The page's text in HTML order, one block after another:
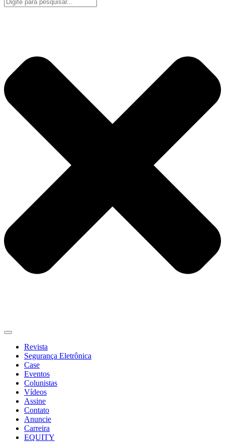
Revista
Segurança Eletrônica
Case
Eventos
Colunistas
Vídeos
Assine
Contato
Anuncie
Carreira
EQUITY